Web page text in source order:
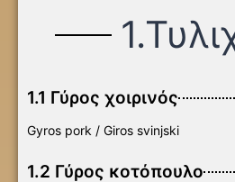
1.1 Γύρος χοιρινός
Gyros pork / Giros svinjski
1.2 Γύρος κοτόπουλο